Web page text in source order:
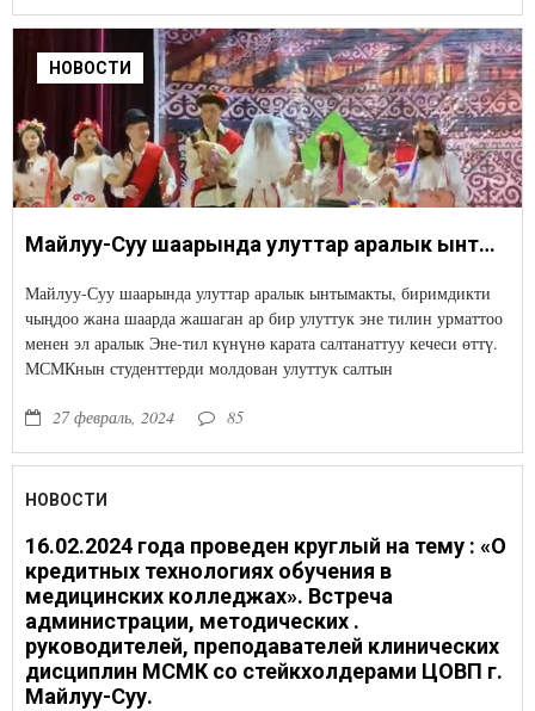
НОВОСТИ
Майлуу-Суу шаарында улуттар аралык ынтымакты, биримдикти чыңдоо жана шаарда жашаган ар бир улуттук эне тилин урматтоо менен эл аралык Эне-тил күнүнө карата салтанаттуу кечеси өттү.
Майлуу-Суу шаарында улуттар аралык ынтымакты, биримдикти
чыңдоо жана шаарда жашаган ар бир улуттук эне тилин урматтоо
менен эл аралык Эне-тил күнүнө карата салтанаттуу кечеси өттү.
МСМКнын студенттерди молдован улуттук салтын
27 февраль, 2024
85
НОВОСТИ
16.02.2024 года проведен круглый на тему : «О
кредитных технологиях обучения в
медицинских колледжах». Встреча
администрации, методических .
руководителей, преподавателей клинических
дисциплин МСМК со стейкхолдерами ЦОВП г.
Майлуу-Суу.